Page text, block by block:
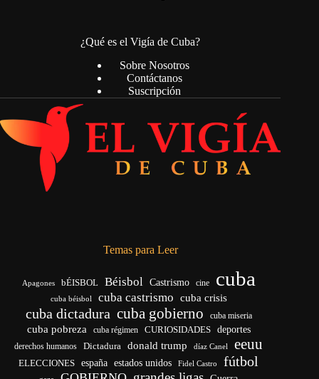
¿Qué es el Vigía de Cuba?
Sobre Nosotros
Contáctanos
Suscripción
Temas para Leer
Apagones bÉISBOL Béisbol Castrismo cine cuba
cuba béisbol cuba castrismo cuba crisis
cuba dictadura cuba gobierno cuba miseria
cuba pobreza cuba régimen CURIOSIDADES deportes
derechos humanos Dictadura donald trump díaz Canel eeuu
ELECCIONES españa estados unidos Fidel Castro fútbol